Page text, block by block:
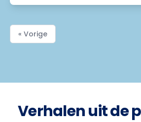
« Vorige
Verhalen uit de